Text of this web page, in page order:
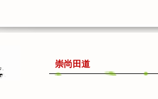
崇尚田道